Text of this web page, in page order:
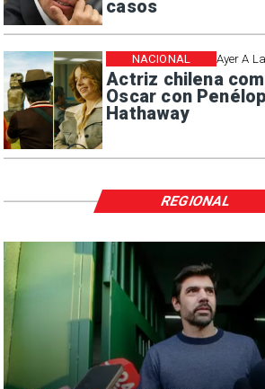
casos
Ayer A
Actriz chilena
Oscar con
Hathaway
NACIONAL
REGIONAL